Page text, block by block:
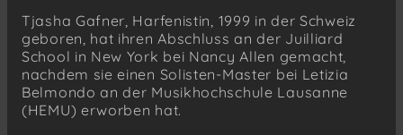
Tjasha Gafner, Harfenistin, 1999 in der Schweiz
geboren, hat ihren Abschluss an der Juilliard
School in New York bei Nancy Allen gemacht,
nachdem sie einen Solisten-Master bei Letizia
Belmondo an der Musikhochschule Lausanne
(HEMU) erworben hat.